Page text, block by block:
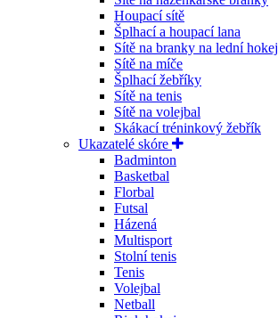
Houpací sítě
Šplhací a houpací lana
Sítě na branky na lední hokej
Sítě na míče
Šplhací žebříky
Sítě na tenis
Sítě na volejbal
Skákací tréninkový žebřík
Ukazatelé skóre
Badminton
Basketbal
Florbal
Futsal
Házená
Multisport
Stolní tenis
Tenis
Volejbal
Netball